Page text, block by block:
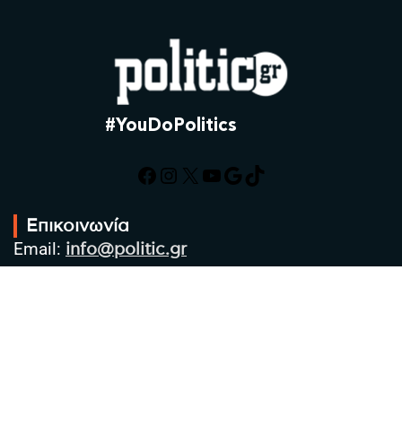
#YouDoPolitics
Facebook
Instagram
X YouTube
Google
TikTok
Επικοινωνία
Email: info@politic.gr
Τηλ: